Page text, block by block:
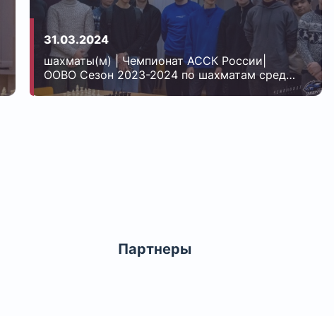
31.03.2024
шахматы(м) | Чемпионат АССК России|
ООВО Сезон 2023-2024 по шахматам среди
мужчин| Энерго
Партнеры